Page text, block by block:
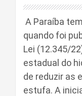
A Paraíba
quando foi
Lei (12.345/
estadual do
de reduzir as
estufa. A